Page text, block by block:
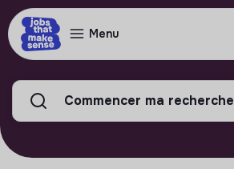
Menu
Commencer ma recherche